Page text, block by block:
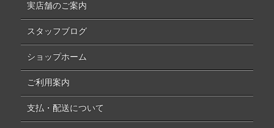
実店舗のご案内
スタッフブログ
ショップホーム
ご利用案内
支払・配送について